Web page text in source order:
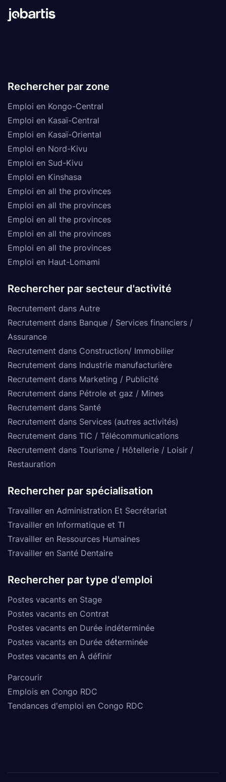
Rechercher par zone
Emploi en Kongo-Central
Emploi en Kasaï-Central
Emploi en Kasaï-Oriental
Emploi en Nord-Kivu
Emploi en Sud-Kivu
Emploi en Kinshasa
Emploi en all the provinces
Emploi en all the provinces
Emploi en all the provinces
Emploi en all the provinces
Emploi en all the provinces
Emploi en Haut-Lomami
Rechercher par secteur d'activité
Recrutement dans Autre
Recrutement dans Banque / Services financiers /
Assurance
Recrutement dans Construction/ Immobilier
Recrutement dans Industrie manufacturière
Recrutement dans Marketing / Publicité
Recrutement dans Pétrole et gaz / Mines
Recrutement dans Santé
Recrutement dans Services (autres activités)
Recrutement dans TIC / Télécommunications
Recrutement dans Tourisme / Hôtellerie / Loisir /
Restauration
Rechercher par spécialisation
Travailler en Administration Et Secrétariat
Travailler en Informatique et TI
Travailler en Ressources Humaines
Travailler en Santé Dentaire
Rechercher par type d'emploi
Postes vacants en Stage
Postes vacants en Contrat
Postes vacants en Durée indéterminée
Postes vacants en Durée déterminée
Postes vacants en À définir
Parcourir
Emplois en Congo RDC
Tendances d'emploi en Congo RDC